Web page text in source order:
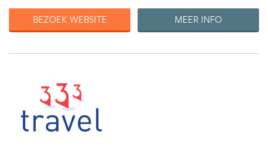
BEZOEK WEBSITE
MEER INFO